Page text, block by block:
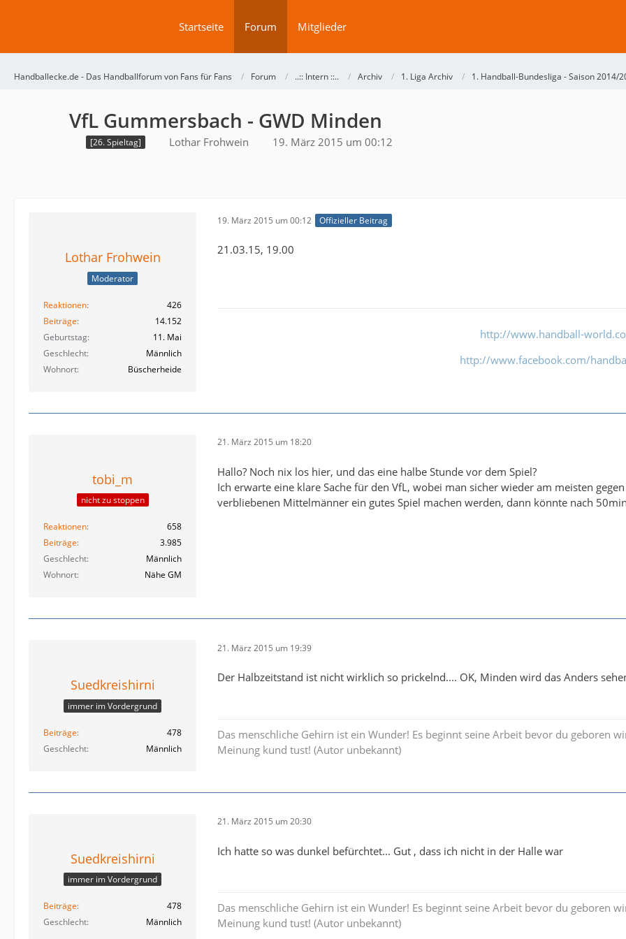
Startseite Forum Mitglieder
Handballecke.de - Das Handballforum von Fans für Fans Forum ..:: Intern ::.. Archiv 1. Liga Archiv 1. Handball-Bundesliga - Saison 2014/
VfL Gummersbach - GWD Minden
[26. Spieltag] Lothar Frohwein 19. März 2015 um 00:12
Lothar Frohwein
Moderator
Reaktionen
426
Beiträge
14.152
Geburtstag
11. Mai
Geschlecht
Männlich
Wohnort
Büscherheide
19. März 2015 um 00:12 Offizieller Beitrag
21.03.15, 19.00
http://www.handball-
http://www.facebook.com/
tobi_m
nicht zu stoppen
Reaktionen
658
Beiträge
3.985
Geschlecht
Männlich
Wohnort
Nähe GM
21. März 2015 um 18:20
Hallo? Noch nix los hier, und das eine halbe Stunde vor dem Spiel?
Ich erwarte eine klare Sache für den VfL, wobei man sicher wieder am meisten
verbliebenen Mittelmänner ein gutes Spiel machen werden, dann könnte nach
Suedkreishirni
immer im Vordergrund
Beiträge
478
Geschlecht
Männlich
21. März 2015 um 19:39
Der Halbzeitstand ist nicht wirklich so prickelnd.... OK, Minden wird das Anders
Das menschliche Gehirn ist ein Wunder! Es beginnt seine Arbeit bevor du geboren
Meinung kund tust! (Autor unbekannt)
Suedkreishirni
immer im Vordergrund
Beiträge
478
Geschlecht
Männlich
21. März 2015 um 20:30
Ich hatte so was dunkel befürchtet... Gut , dass ich nicht in der Halle war
Das menschliche Gehirn ist ein Wunder! Es beginnt seine Arbeit bevor du geboren
Meinung kund tust! (Autor unbekannt)